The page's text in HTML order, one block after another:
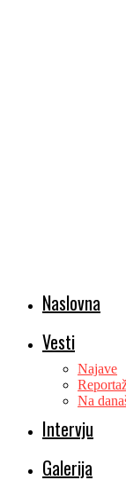
Naslovna
Vesti
Najave
Na
Intervju
Galerija